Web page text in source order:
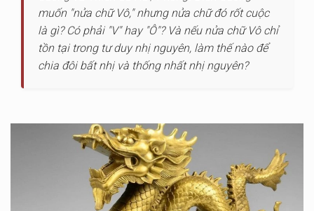
muốn "nửa chữ Vô," nhưng nửa chữ đó rốt cuộc
là gì? Có phải "V" hay "Ô"? Và nếu nửa chữ Vô chỉ
tồn tại trong tư duy nhị nguyên, làm thế nào để
chia đôi bất nhị và thống nhất nhị nguyên?